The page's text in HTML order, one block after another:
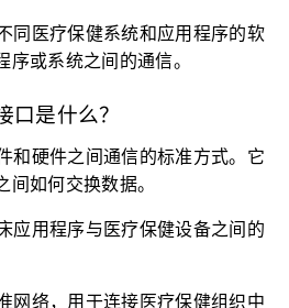
同医疗保健系统和应用程序的软
或系统之间的通信。
口是什么？
和硬件之间通信的标准方式。它
如何交换数据。
应用程序与医疗保健设备之间的
网络，用于连接医疗保健组织中